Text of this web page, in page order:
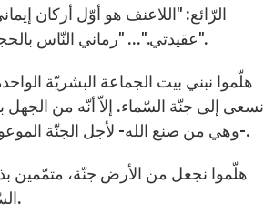
الرّائع: "اللاعنف هو أوّل أركان
عقيدتي."... "رماني النّاس بالحجارة فجمعتها وبنيت بيتا".
هلّموا نبني بيت الجماعة البشريّة
نسعى إلى جنّة السّماء. إلاّ أنّه من الجهل
-وهي من صنع الله- لأجل الجنّة الموعودة، فنخسر الإثنين معا.
هلّموا نجعل من الأرض جنّة، متمّمين
السّماء كذلك على الأرض.